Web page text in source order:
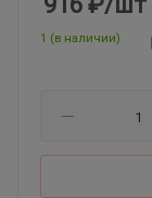
1 (в наличии)